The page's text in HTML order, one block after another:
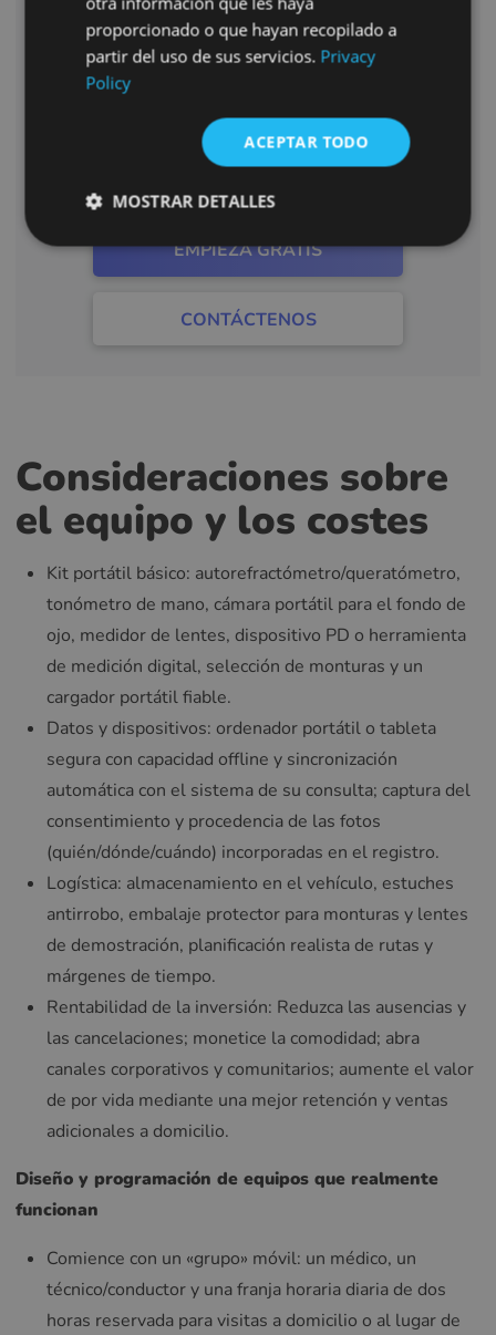
¿Tiene alguna pregunta?
Háganoslo saber mediante el
formulario de contacto que aparece
a continuación.
EMPIEZA GRATIS
CONTÁCTENOS
Consideraciones sobre
el equipo y los costes
Kit portátil básico: autorefractómetro/queratómetro,
tonómetro de mano, cámara portátil para el fondo de
ojo, medidor de lentes, dispositivo PD o herramienta
de medición digital, selección de monturas y un
cargador portátil fiable.
Datos y dispositivos: ordenador portátil o tableta
segura con capacidad offline y sincronización
automática con el sistema de su consulta; captura del
consentimiento y procedencia de las fotos
(quién/dónde/cuándo) incorporadas en el registro.
Logística: almacenamiento en el vehículo, estuches
antirrobo, embalaje protector para monturas y lentes
de demostración, planificación realista de rutas y
márgenes de tiempo.
Rentabilidad de la inversión: Reduzca las ausencias y
las cancelaciones; monetice la comodidad; abra
canales corporativos y comunitarios; aumente el valor
de por vida mediante una mejor retención y ventas
adicionales a domicilio.
Diseño y programación de equipos que realmente
funcionan
Comience con un «grupo» móvil: un médico, un
técnico/conductor y una franja horaria diaria de dos
horas reservada para visitas a domicilio o al lugar de
FRENCH
CROATIAN
LITHUANIAN
RUSSIAN
proporcionado o que hayan recopilado a
partir del uso de sus servicios. Privacy
Policy
ACEPTAR TODO
MOSTRAR DETALLES